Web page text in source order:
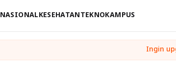
NASIONALKESEHATANTEKNOKAMPUS